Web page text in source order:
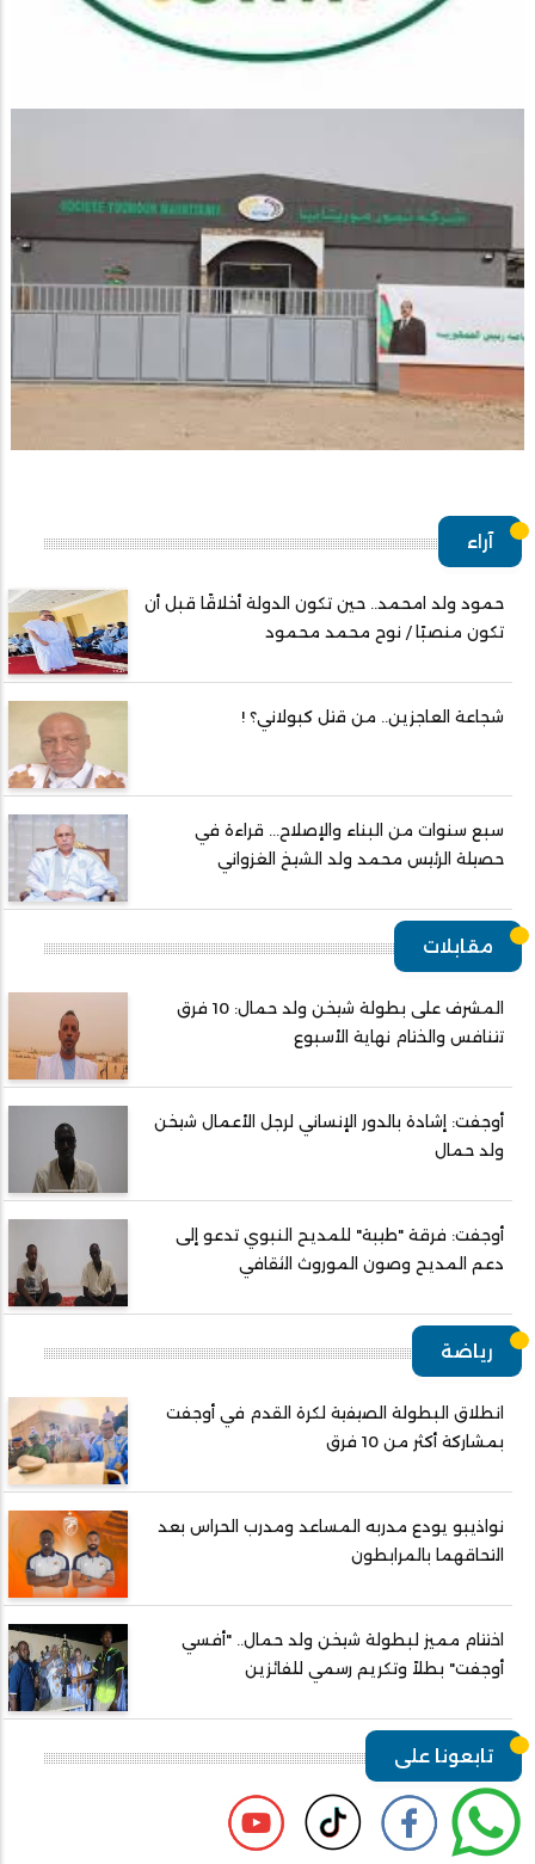
آراء
حمود ولد امحمد.. حين تكون الدولة أخلاقًا قبل أن
تكون منصبًا / نوح محمد محمود
شجاعة العاجزين.. من قتل كبولاني؟ !
سبع سنوات من البناء والإصلاح... قراءة في
حصيلة الرئيس محمد ولد الشيخ الغزواني
مقابلات
المشرف على بطولة شيخن ولد حمال: 10 فرق
تتنافس والختام نهاية الأسبوع
أوجفت: إشادة بالدور الإنساني لرجل الأعمال شيخن
ولد حمال
أوجفت: فرقة "طيبة" للمديح النبوي تدعو إلى
دعم المديح وصون الموروث الثقافي
رياضة
انطلاق البطولة الصيفية لكرة القدم في أوجفت
بمشاركة أكثر من 10 فرق
نواذيبو يودع مدربه المساعد ومدرب الحراس بعد
التحاقهما بالمرابطون
اختتام مميز لبطولة شيخن ولد حمال.. "أفسي
أوجفت" بطلاً وتكريم رسمي للفائزين
تابعونا على